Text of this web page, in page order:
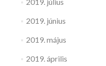
2019. június
2019. május
2019. április